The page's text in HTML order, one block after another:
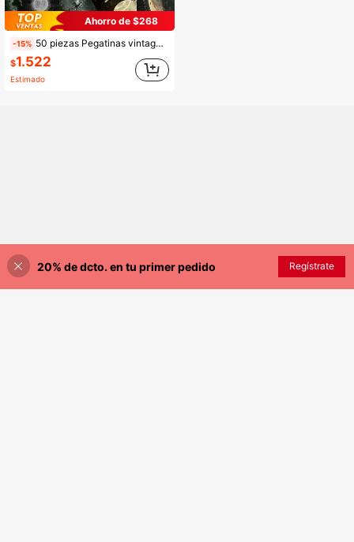
Ahorro de $268
-15% 50 piezas Pegatinas vintage celestiales Libro de misterio de las estrellas Estuche para teléfono portátil Equipaje Monopatín Casco Pegatinas decorativas
$1.522
Estimado
¡15% DE DESCUENTO! AÑADIR A LA BOLSA
20% de dcto. en tu primer pedido Regístrate